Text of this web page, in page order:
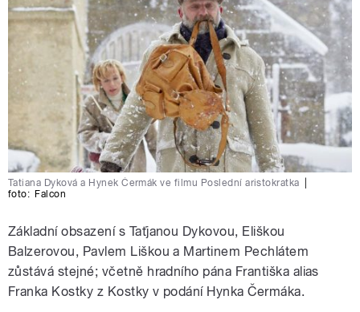
Tatiana Dyková a Hynek Čermák ve filmu Poslední aristokratka
foto: Falcon
Základní obsazení s Taťjanou Dykovou, Eliškou
Balzerovou, Pavlem Liškou a Martinem Pechlátem
zůstává stejné; včetně hradního pána Františka alias
Franka Kostky z Kostky v podání Hynka Čermáka.